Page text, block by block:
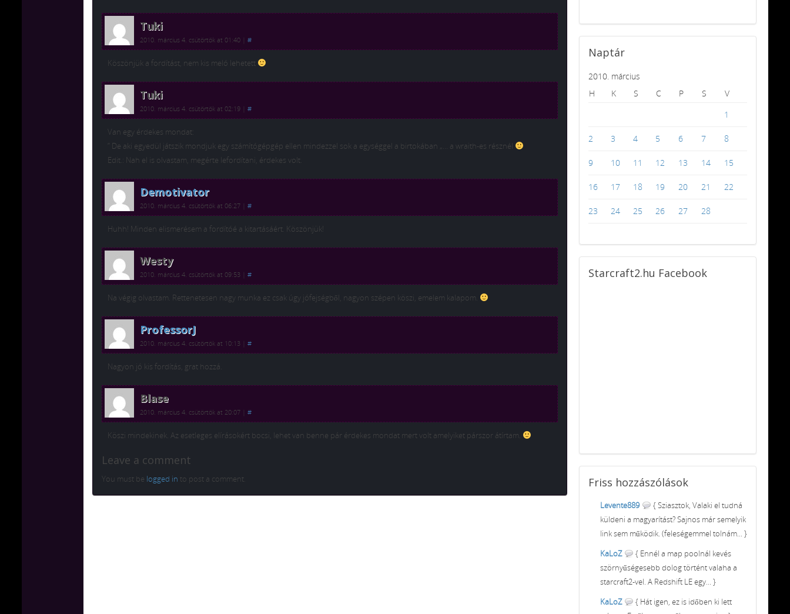
Tuki
2010. március 4. csütörtök at 01:40 #
Köszönjük a fordítást, nem kis meló lehetett
Tuki
2010. március 4. csütörtök at 02:19 #
Van egy érdekes mondat:
” De aki egyedül játszik mondjuk egy számítógépgép ellen mindezzel sok a egységgel a birtokában „… a wraith-es résznél
Edit.: Nah el is olvastam, megérte lefordítani, érdekes volt.
Demotivator
2010. március 4. csütörtök at 06:27 #
Huhh! Minden elismerésem a fordítóé a kitartásáért. Köszönjük!
Westy
2010. március 4. csütörtök at 09:53 #
Na végig olvastam. Rettenetesen nagy munka ez csak úgy jófejségből, nagyon szépen köszi, emelem kalapom.
ProfessorJ
2010. március 4. csütörtök at 10:13 #
Nagyon jó kis fordítás, grat hozzá.
Blase
2010. március 4. csütörtök at 20:07 #
Köszi mindekinek. Az esetleges elírásokért bocsi, lehet van benne pár érdekes mondat mert volt amelyiket párszor átírtam.
Leave a comment
You must be logged in to post a comment.
Naptár
2010. március
H
K S C P S
V
1
2 3 4 5 6 7 8
9 10 11 12 13 14 15
16 17 18 19 20 21 22
23 24 25 26 27 28
Starcraft2.hu Facebook
Friss hozzászólások
Levente889
{ Sziasztok, Valaki el tudná
küldeni a magyarítást? Sajnos már semelyik
link sem működik. (feleségemmel tolnám... }
KaLoZ
{ Ennél a map poolnál kevés
szörnyűségesebb dolog történt valaha a
starcraft2-vel. A Redshift LE egy... }
KaLoZ
{ Hát igen, ez is időben ki lett